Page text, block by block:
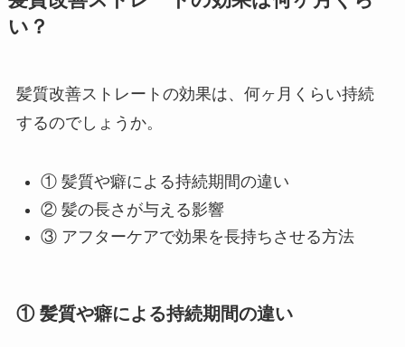
い？
髪質改善ストレートの効果は、何ヶ月くらい持続
するのでしょうか。
① 髪質や癖による持続期間の違い
② 髪の長さが与える影響
③ アフターケアで効果を長持ちさせる方法
① 髪質や癖による持続期間の違い